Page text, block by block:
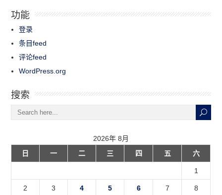
功能
登录
条目feed
评论feed
WordPress.org
搜索
2026年 8月
日
一 二 三 四 五 六
1
2 3 4 5 6 7 8